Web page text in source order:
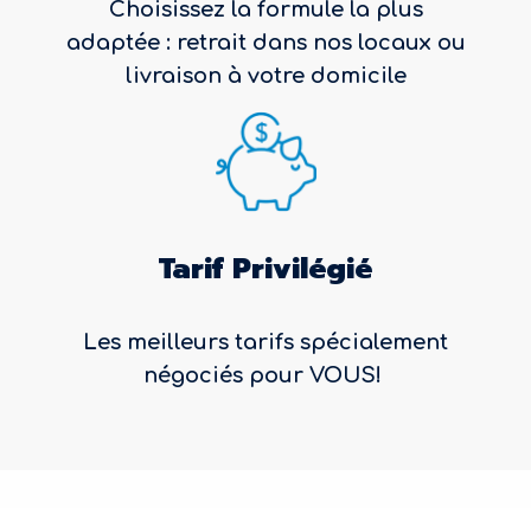
Choisissez la formule la plus
adaptée : retrait dans nos locaux ou
livraison à votre domicile
Tarif Privilégié
Les meilleurs tarifs spécialement
négociés pour VOUS!